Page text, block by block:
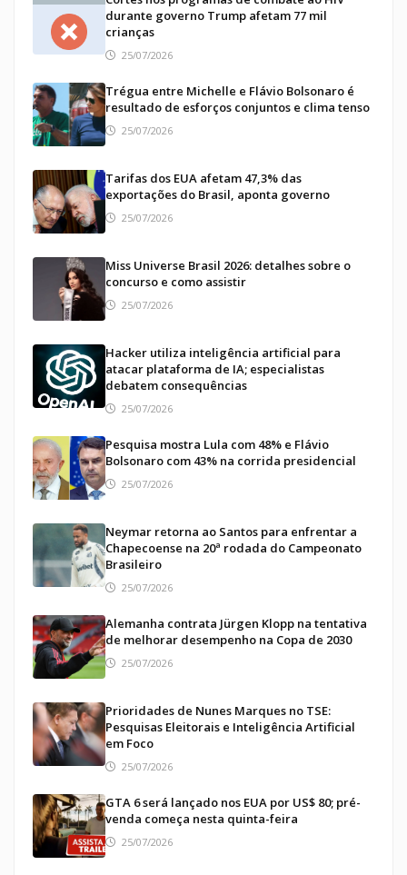
durante governo Trump afetam 77 mil
crianças
25/07/2026
Trégua entre Michelle e Flávio Bolsonaro é
resultado de esforços conjuntos e clima tenso
25/07/2026
Tarifas dos EUA afetam 47,3% das
exportações do Brasil, aponta governo
25/07/2026
Miss Universe Brasil 2026: detalhes sobre o
concurso e como assistir
25/07/2026
Hacker utiliza inteligência artificial para
atacar plataforma de IA; especialistas
debatem consequências
25/07/2026
Pesquisa mostra Lula com 48% e Flávio
Bolsonaro com 43% na corrida presidencial
25/07/2026
Neymar retorna ao Santos para enfrentar a
Chapecoense na 20ª rodada do Campeonato
Brasileiro
25/07/2026
Alemanha contrata Jürgen Klopp na tentativa
de melhorar desempenho na Copa de 2030
25/07/2026
Prioridades de Nunes Marques no TSE:
Pesquisas Eleitorais e Inteligência Artificial
em Foco
25/07/2026
GTA 6 será lançado nos EUA por US$ 80; pré-
venda começa nesta quinta-feira
25/07/2026